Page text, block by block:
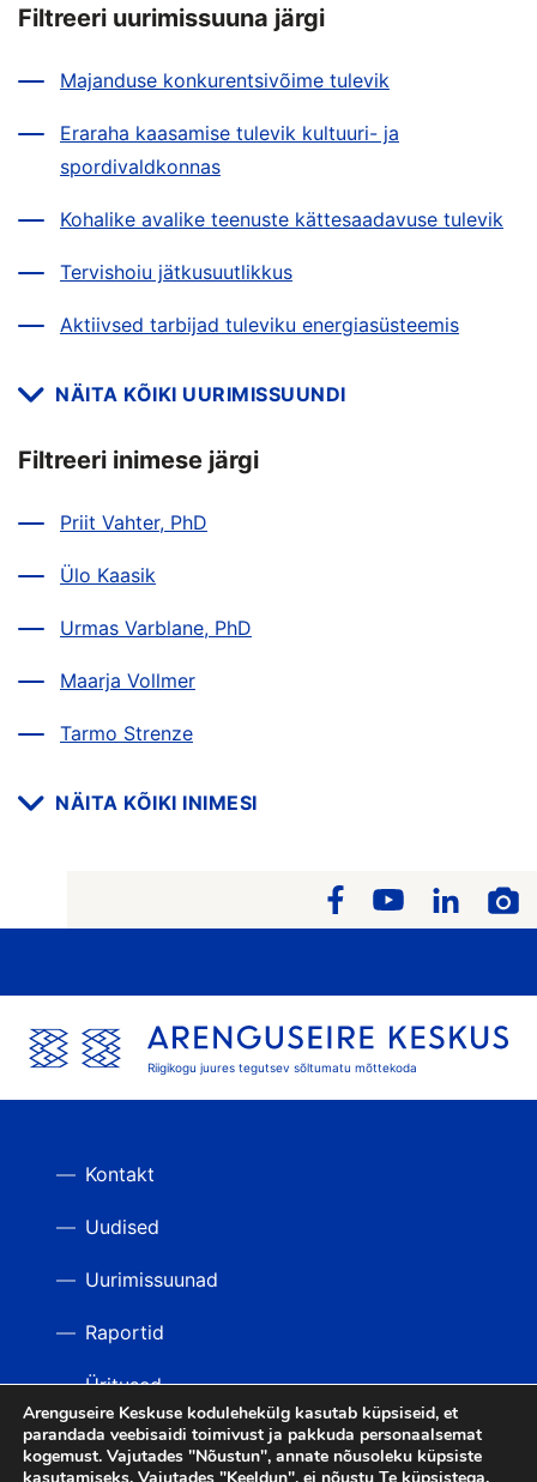
Filtreeri uurimissuuna järgi
Majanduse konkurentsivõime tulevik
Eraraha kaasamise tulevik kultuuri- ja
spordivaldkonnas
Kohalike avalike teenuste kättesaadavuse tulevik
Tervishoiu jätkusuutlikkus
Aktiivsed tarbijad tuleviku energiasüsteemis
NÄITA KÕIKI UURIMISSUUNDI
Filtreeri inimese järgi
Priit Vahter, PhD
Ülo Kaasik
Urmas Varblane, PhD
Maarja Vollmer
Tarmo Strenze
NÄITA KÕIKI INIMESI
Riigikogu juures tegutsev sõltumatu mõttekoda
TAGASI ÜLES
Kontakt
Uudised
Uurimissuunad
Raportid
Üritused
Videod
Arenguseire Keskuse kodulehekülg kasutab küpsiseid, et
parandada veebisaidi toimivust ja pakkuda personaalsemat
kogemust. Vajutades "Nõustun", annate nõusoleku küpsiste